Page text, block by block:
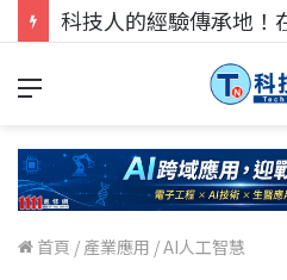
首頁 / 產業應用 /AI人工智慧